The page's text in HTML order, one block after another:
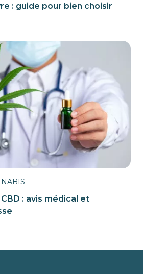
: guide pour bien choisir
: avis médical et